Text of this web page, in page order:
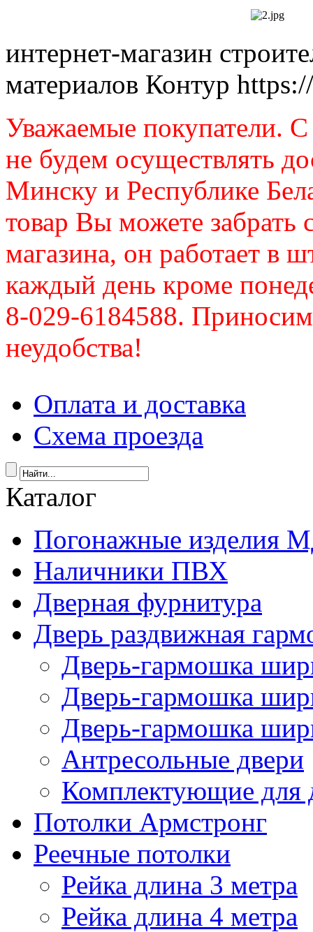
интернет-магазин
материалов Контур
Уважаемые покупатели.
не будем осуществлять
Минску и Республике
товар Вы можете забрать
магазина, он работает в
каждый день кроме
8-029-6184588. Приносим
неудобства!
Оплата и доставка
Схема проезда
Каталог
Погонажные изделия
Наличники ПВХ
Дверная фурнитура
Дверь раздвижная
Дверь-гармошка
Дверь-гармошка
Дверь-гармошка
Антресольные двери
Комплектующие для
Потолки Армстронг
Реечные потолки
Рейка длина 3 метра
Рейка длина 4 метра